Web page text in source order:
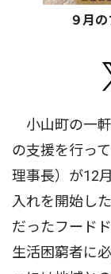
９月
小山町の一
の支援を行っ
理事長）が12
入れを開始し
だったフード
生活困窮者に